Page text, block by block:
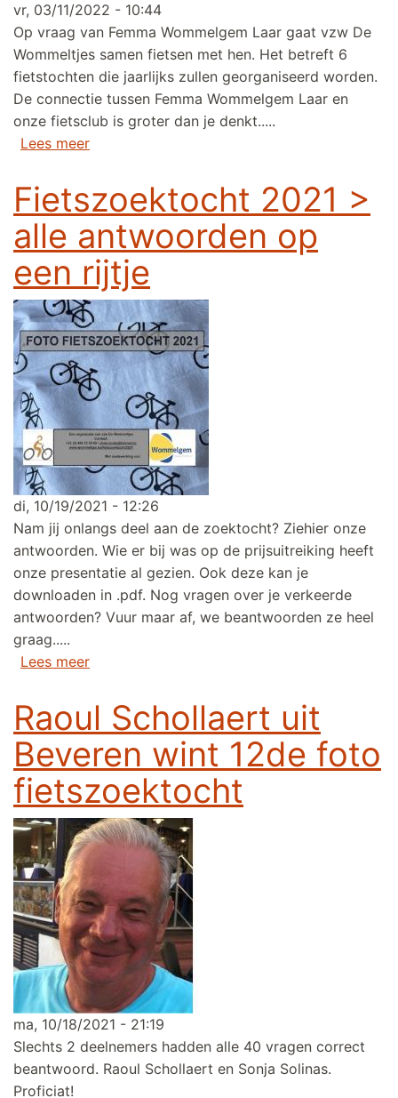
vr, 03/11/2022 - 10:44
Op vraag van Femma Wommelgem Laar gaat vzw De
Wommeltjes samen fietsen met hen. Het betreft 6
fietstochten die jaarlijks zullen georganiseerd worden.
De connectie tussen Femma Wommelgem Laar en
onze fietsclub is groter dan je denkt.....
Lees meerover Samenwerking tussen Femma en vzw
Fietszoektocht 2021 >
alle antwoorden op
een rijtje
di, 10/19/2021 - 12:26
Nam jij onlangs deel aan de zoektocht? Ziehier onze
antwoorden. Wie er bij was op de prijsuitreiking heeft
onze presentatie al gezien. Ook deze kan je
downloaden in .pdf. Nog vragen over je verkeerde
antwoorden? Vuur maar af, we beantwoorden ze heel
graag.....
Lees meerover Fietszoektocht 2021 > alle antwoorden
Raoul Schollaert uit
Beveren wint 12de foto
fietszoektocht
ma, 10/18/2021 - 21:19
Slechts 2 deelnemers hadden alle 40 vragen correct
beantwoord. Raoul Schollaert en Sonja Solinas.
Proficiat!